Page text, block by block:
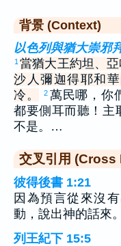
背景 (Context)
以色列與猶大崇邪
1 當猶大王約坦、
沙人彌迦得耶和
冷。
2 萬民哪，你
都要側耳而聽！主
不是。…
交叉引用 (Cross
彼得後書 1:21
因為預言從來沒
動，說出神的話來。
列王紀下 15:5